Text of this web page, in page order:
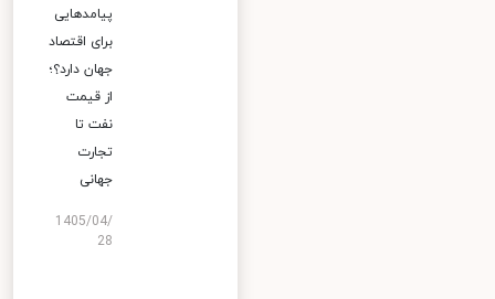
پیامدهایی
برای اقتصاد
جهان دارد؟؛
از قیمت
نفت تا
تجارت
جهانی
1405/04/
28